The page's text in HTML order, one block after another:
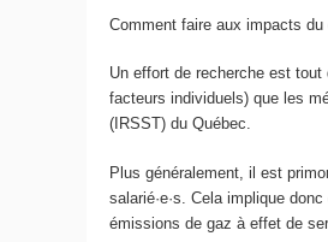
Comment faire aux impacts
Un effort de recherche est
facteurs individuels) que les
(IRSST) du Québec.
Plus généralement, il est
salarié·e·s. Cela implique
émissions de gaz à effet de